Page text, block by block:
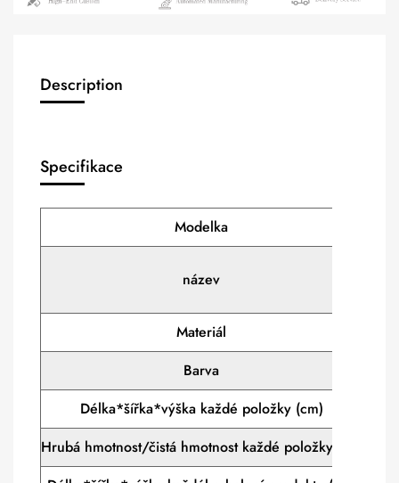
Description
Specifikace
Modelka
název
Materiál
Barva
Délka*šířka*výška každé položky (cm)
Hrubá hmotnost/čistá hmotnost každé položky (kg)